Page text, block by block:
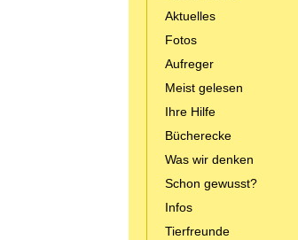
Aktuelles
Fotos
Aufreger
Meist gelesen
Ihre Hilfe
Bücherecke
Was wir denken
Schon gewusst?
Infos
Tierfreunde